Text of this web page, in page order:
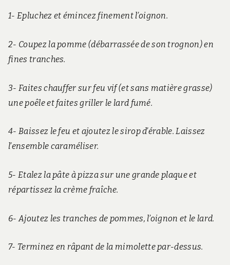
1- Epluchez et émincez finement l’oignon.
2- Coupez la pomme (débarrassée de son trognon) en
fines tranches.
3- Faites chauffer sur feu vif (et sans matière grasse)
une poêle et faites griller le lard fumé.
4- Baissez le feu et ajoutez le sirop d’érable. Laissez
l’ensemble caraméliser.
5- Etalez la pâte à pizza sur une grande plaque et
répartissez la crème fraîche.
6- Ajoutez les tranches de pommes, l’oignon et le lard.
7- Terminez en râpant de la mimolette par-dessus.